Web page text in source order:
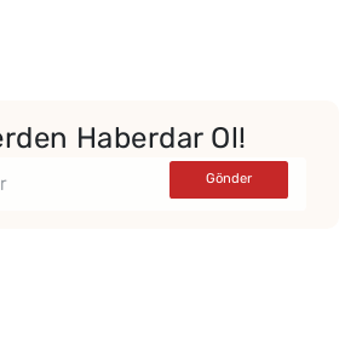
Haberdar Ol!